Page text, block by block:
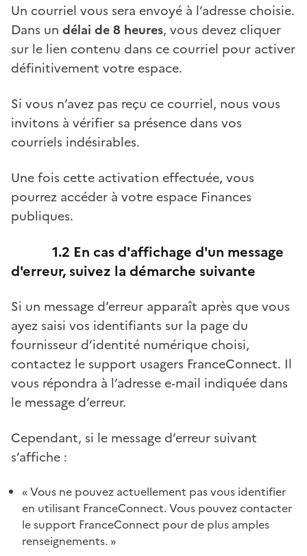
Un courriel vous sera envoyé à l’adresse choisie.
Dans un délai de 8 heures, vous devez cliquer
sur le lien contenu dans ce courriel pour activer
définitivement votre espace.
Si vous n’avez pas reçu ce courriel, nous vous
invitons à vérifier sa présence dans vos
courriels indésirables.
Une fois cette activation effectuée, vous
pourrez accéder à votre espace Finances
publiques.
1.2 En cas d'affichage d'un message
d'erreur, suivez la démarche suivante
Si un message d’erreur apparaît après que vous
ayez saisi vos identifiants sur la page du
fournisseur d’identité numérique choisi,
contactez le support usagers FranceConnect. Il
vous répondra à l’adresse e‑mail indiquée dans
le message d’erreur.
Cependant, si le message d’erreur suivant
s’affiche :
« Vous ne pouvez actuellement pas vous identifier
en utilisant FranceConnect. Vous pouvez contacter
le support FranceConnect pour de plus amples
renseignements. »